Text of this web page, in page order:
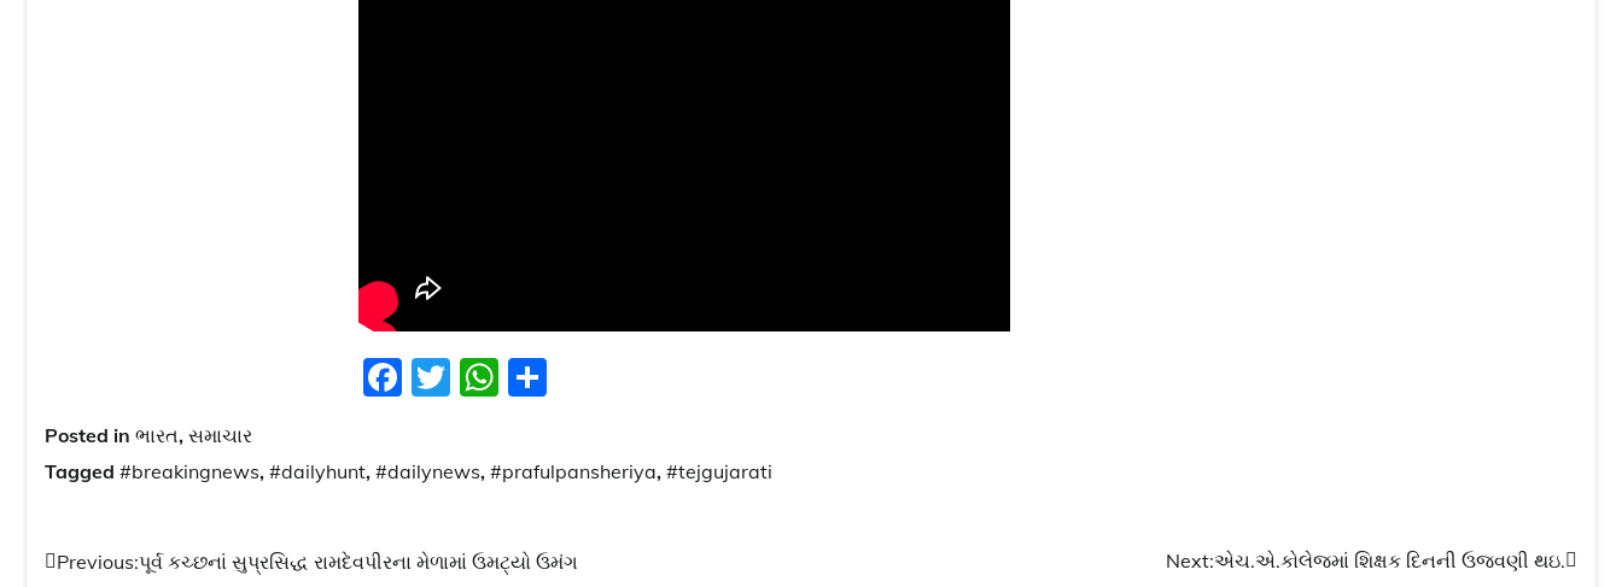
Facebook
TwitterWhatsApp
Posted in ભારત, સમાચાર
Tagged #breakingnews, #dailyhunt, #dailynews, #prafulpansheriya, #tejgujarati
Post
Previous:પૂર્વ કચ્છનાં સુપ્રસિદ્ધ રામદેવપીરના મેળામાં ઉમટ્યો ઉમંગ Next:એચ.એ.કોલેજમાં શિક્ષક દિનની ઉજવણી થઇ.